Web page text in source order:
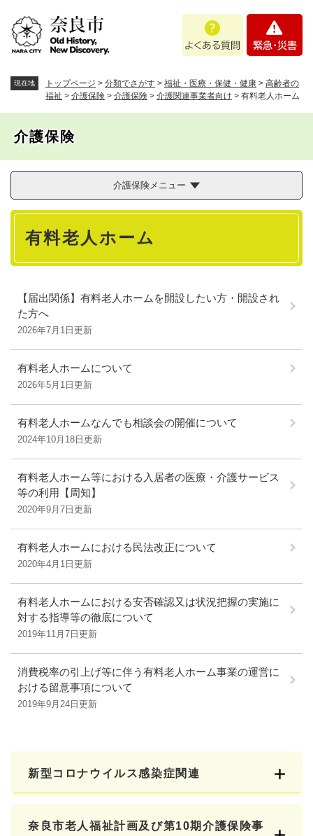
あ
問
・
現在地 トップページ > 分類でさがす > 福祉・医療・保健・健康 > 高齢者の
福祉 > 介護保険 > 介護保険 > 介護関連事業者向け > 有料老人ホーム
介護保険
介護保険メニュー
本
有料老人ホーム
【届出関係】有料老人ホームを開設したい方・開設され
た方へ
2026年7月1日更新
有料老人ホームについて
2026年5月1日更新
有料老人ホームなんでも相談会の開催について
2024年10月18日更新
有料老人ホーム等における入居者の医療・介護サービス
等の利用【周知】
2020年9月7日更新
有料老人ホームにおける民法改正について
2020年4月1日更新
有料老人ホームにおける安否確認又は状況把握の実施に
対する指導等の徹底について
2019年11月7日更新
消費税率の引上げ等に伴う有料老人ホーム事業の運営に
おける留意事項について
2019年9月24日更新
新型コロナウイルス感染症関連
奈良市老人福祉計画及び第10期介護保険事